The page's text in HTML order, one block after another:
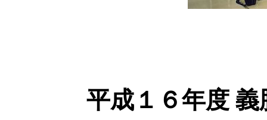
平成１６年度